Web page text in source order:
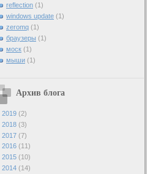
reflection (1)
windows update (1)
zeromq (1)
браузеры (1)
моск (1)
мыши (1)
Архив блога
2019 (2)
2018 (3)
2017 (7)
2016 (11)
2015 (10)
2014 (14)